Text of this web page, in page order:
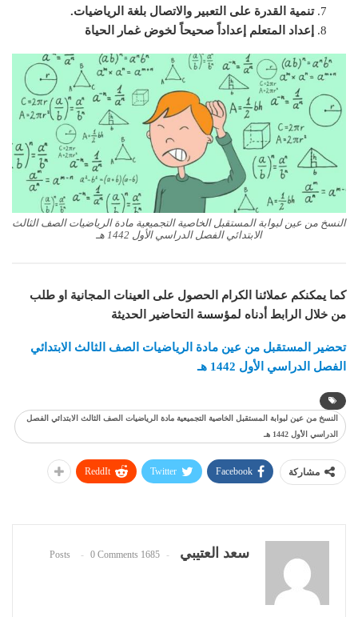
تنمية القدرة على التعبير والاتصال بلغة الرياضيات.
إعداد المتعلم إعداداً صحيحاً لخوض غمار الحياة
النسخ من عين لبوابة المستقبل الخاصية التجميعية مادة الرياضيات الصف الثالث
الابتدائي الفصل الدراسي الأول 1442 هـ
كما يمكنكم عملائنا الكرام الحصول على العينات المجانية او طلب
من خلال الرابط أدناه لمؤسسة التحاضير الحديثة
تحضير المستقبل من عين مادة الرياضيات الصف الثالث الابتدائي
الفصل الدراسي الأول 1442 هـ
النسخ من عين لبوابة المستقبل الخاصية التجميعية مادة الرياضيات الصف الثالث الابتدائي الفصل
الدراسي الأول 1442 هـ
مشاركة Facebook
Twitter
ReddIt
سعد العتيبي 1685 Posts
0 Comments